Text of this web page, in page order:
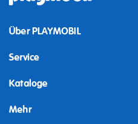
Über PLAYMOBIL
Service
Kataloge
Mehr